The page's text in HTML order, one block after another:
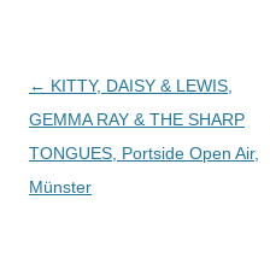
Beitragsnavigation
← KITTY, DAISY & LEWIS,
GEMMA RAY & THE SHARP
TONGUES, Portside Open Air,
Münster